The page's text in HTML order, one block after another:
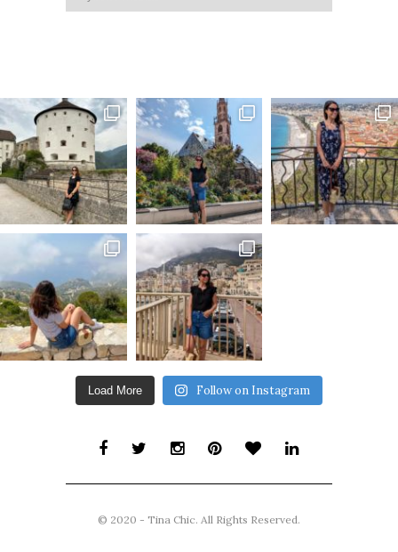
Load More Follow on Instagram
© 2020 - Tina Chic. All Rights Reserved.